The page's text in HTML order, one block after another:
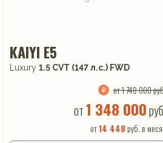
KAIYI E5
Luxury 1.5 CVT (147 л.с.) FWD
от 1 748 000
от1 348 000
от14 448 руб. в